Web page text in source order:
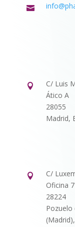


C/ Luis
Ático A
28055
Madrid,

C/
Oficina 7
28224
Pozuelo